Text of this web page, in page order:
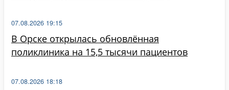
В Орске открылась обновлённая
поликлиника на 15,5 тысячи пациентов
07.08.2026 19:15
07.08.2026 18:18